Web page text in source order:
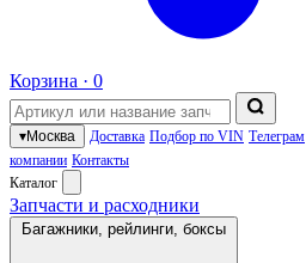
Корзина · 0
▾Москва Доставка Подбор по VIN Телеграм
компании Контакты
Каталог
Запчасти и расходники
Багажники, рейлинги, боксы